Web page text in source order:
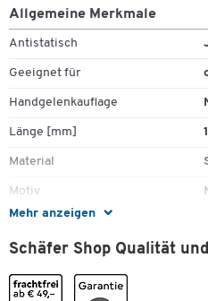
Mehr anzeigen
Allgemeine Merkmale
Antistatisch
Geeignet für
Handgelenkauflage
Länge [mm]
Material
Motiv
Rutschfest
Farbe
Schäfer Shop Qualität